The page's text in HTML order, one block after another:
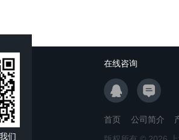
们
在线咨询
首页 公司简介